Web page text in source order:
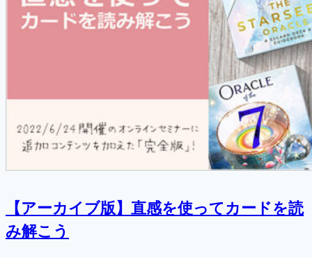
【アーカイブ版】直感を使ってカードを読
み解こう